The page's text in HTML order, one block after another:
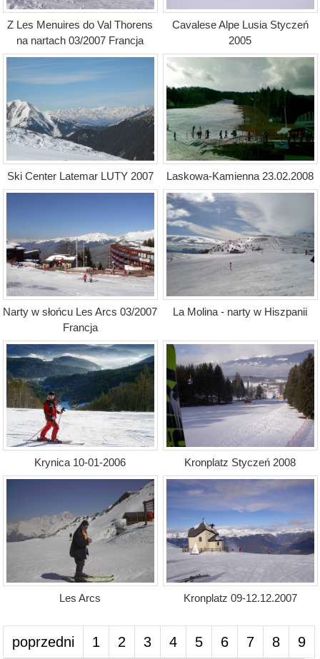
Z Les Menuires do Val Thorens
na nartach 03/2007 Francja
Cavalese Alpe Lusia Styczeń
2005
Ski Center Latemar LUTY 2007 Laskowa-Kamienna 23.02.2008
Narty w słońcu Les Arcs 03/2007
Francja
La Molina - narty w Hiszpanii
Krynica 10-01-2006 Kronplatz Styczeń 2008
Les Arcs Kronplatz 09-12.12.2007
poprzedni 1 2 3 4 5 6 7 8 9